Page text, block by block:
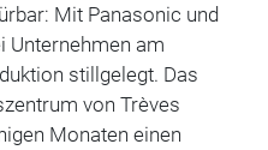
Mit Panasonic und
Unternehmen am
stillgelegt. Das
von Trèves
Monaten einen